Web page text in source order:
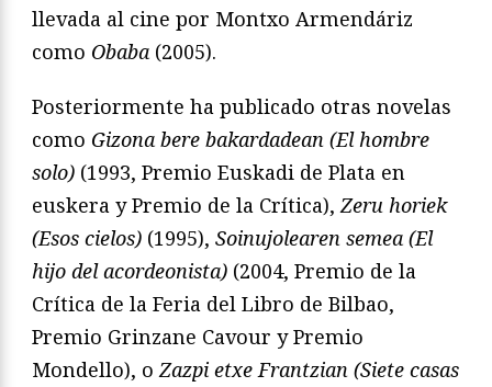
llevada al cine por Montxo Armendáriz
como Obaba (2005).
Posteriormente ha publicado otras novelas
como Gizona bere bakardadean (El hombre
solo) (1993, Premio Euskadi de Plata en
euskera y Premio de la Crítica),Zeru horiek
(Esos cielos) (1995), Soinujolearen semea (El
hijo del acordeonista) (2004, Premio de la
Crítica de la Feria del Libro de Bilbao,
Premio Grinzane Cavour y Premio
Mondello), oZazpi etxe Frantzian (Siete casas